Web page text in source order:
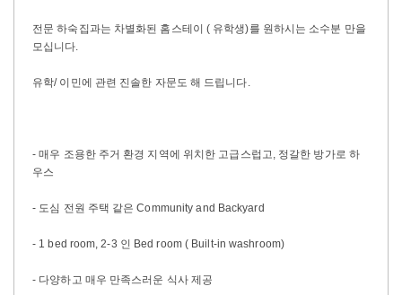
전문 하숙집과는 차별화된 홈스테이 ( 유학생)를 원하시는 소수분 만을
모십니다.
유학/ 이민에 관련 진솔한 자문도 해 드립니다.
- 매우 조용한 주거 환경 지역에 위치한 고급스럽고, 정갈한 방가로 하
우스
- 도심 전원 주택 같은 Community and Backyard
- 1 bed room, 2-3 인 Bed room ( Built-in washroom)
- 다양하고 매우 만족스러운 식사 제공